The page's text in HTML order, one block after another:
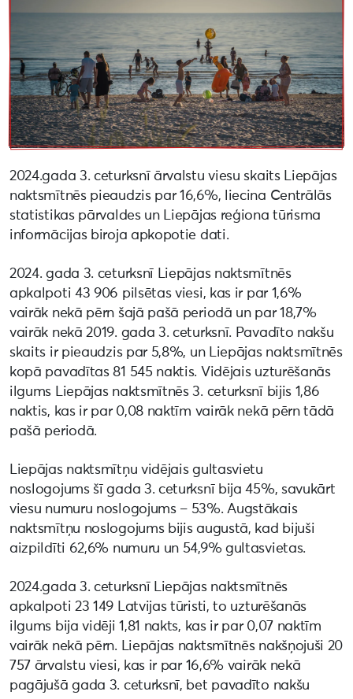
2024.gada 3. ceturksnī ārvalstu viesu skaits Liepājas
naktsmītnēs pieaudzis par 16,6%, liecina Centrālās
statistikas pārvaldes un Liepājas reģiona tūrisma
informācijas biroja apkopotie dati.
2024. gada 3. ceturksnī Liepājas naktsmītnēs
apkalpoti 43 906 pilsētas viesi, kas ir par 1,6%
vairāk nekā pērn šajā pašā periodā un par 18,7%
vairāk nekā 2019. gada 3. ceturksnī. Pavadīto nakšu
skaits ir pieaudzis par 5,8%, un Liepājas naktsmītnēs
kopā pavadītas 81 545 naktis. Vidējais uzturēšanās
ilgums Liepājas naktsmītnēs 3. ceturksnī bijis 1,86
naktis, kas ir par 0,08 naktīm vairāk nekā pērn tādā
pašā periodā.
Liepājas naktsmītņu vidējais gultasvietu
noslogojums šī gada 3. ceturksnī bija 45%, savukārt
viesu numuru noslogojums – 53%. Augstākais
naktsmītņu noslogojums bijis augustā, kad bijuši
aizpildīti 62,6% numuru un 54,9% gultasvietas.
2024.gada 3. ceturksnī Liepājas naktsmītnēs
apkalpoti 23 149 Latvijas tūristi, to uzturēšanās
ilgums bija vidēji 1,81 nakts, kas ir par 0,07 naktīm
vairāk nekā pērn. Liepājas naktsmītnēs nakšņojuši 20
757 ārvalstu viesi, kas ir par 16,6% vairāk nekā
pagājušā gada 3. ceturksnī, bet pavadīto nakšu